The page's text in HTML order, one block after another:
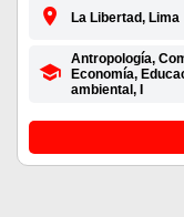
La Libertad, Lima
Antropología,
Economía,
ambiental, I